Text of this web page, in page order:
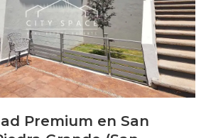
Premium en San